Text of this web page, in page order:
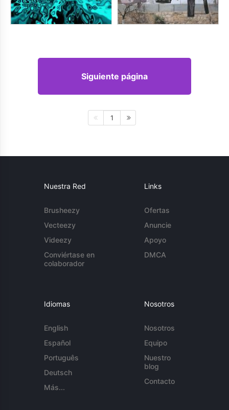
Siguiente página
1
Nuestra Red
Brusheezy
Vecteezy
Videezy
Conviértase en
colaborador
Links
Ofertas
Anuncie
Apoyo
DMCA
Idiomas
English
Español
Português
Deutsch
Más...
Nosotros
Nosotros
Equipo
Nuestro
blog
Contacto